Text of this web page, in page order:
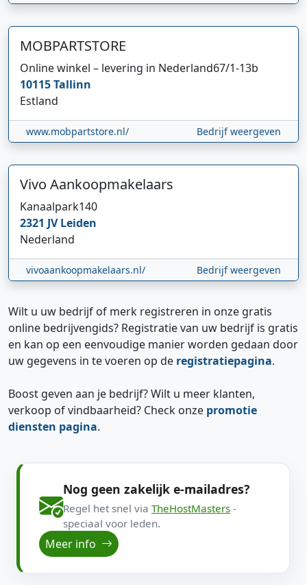
MOBPARTSTORE
Online winkel – levering in Nederland67/1-13b
10115Tallinn
Estland
www.mobpartstore.nl/ Bedrijf weergeven
Vivo Aankoopmakelaars
Kanaalpark140
2321 JVLeiden
Nederland
vivoaankoopmakelaars.nl/ Bedrijf weergeven
Wilt u uw bedrijf of merk registreren in onze gratis
online bedrijvengids? Registratie van uw bedrijf is gratis
en kan op een eenvoudige manier worden gedaan door
uw gegevens in te voeren op de registratiepagina.
Boost geven aan je bedrijf? Wilt u meer klanten,
verkoop of vindbaarheid? Check onze promotie
diensten pagina.
Nog geen zakelijk e-mailadres?
Regel het snel via TheHostMasters -
speciaal voor leden.
Meer info